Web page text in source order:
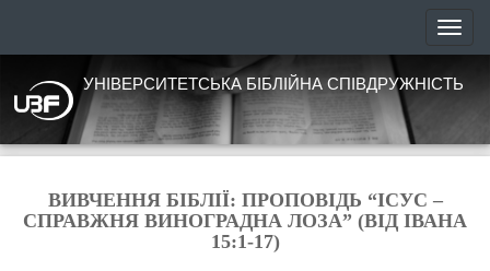
УНІВЕРСИТЕТСЬКА БІБЛІЙНА СПІВДРУЖНІСТЬ
ВИВЧЕННЯ БІБЛІЇ: ПРОПОВІДЬ “ІСУС –
СПРАВЖНЯ ВИНОГРАДНА ЛОЗА” (ВІД ІВАНА
15:1-17)